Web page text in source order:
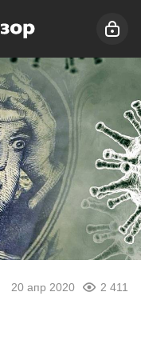
20 апр 2020 2 411